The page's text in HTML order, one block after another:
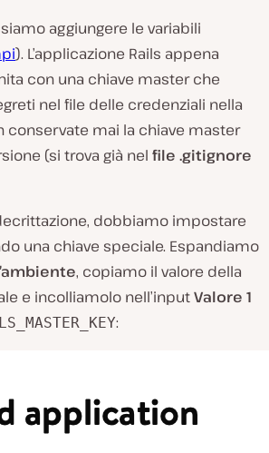
aggiungere le variabili
). L’applicazione Rails appena
con una chiave master che
nel file delle credenziali nella
conservate mai la chiave master
(si trova già nel file .gitignore
dobbiamo impostare
una chiave speciale. Espandiamo
, copiamo il valore della
e incolliamolo nell’inputValore 1
: